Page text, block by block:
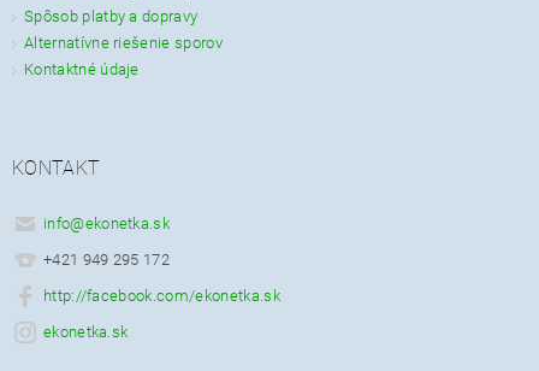
Spôsob platby a dopravy
Alternatívne riešenie sporov
Kontaktné údaje
KONTAKT
info@ekonetka.sk
+421 949 295 172
http://facebook.com/ekonetka.sk
ekonetka.sk